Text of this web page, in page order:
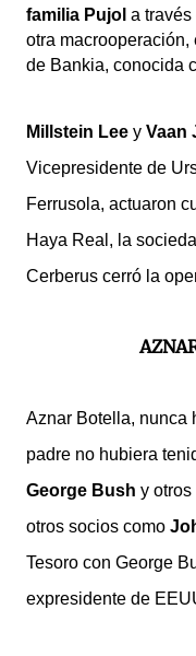
familia Pujol a través
otra
de Bankia, conocida
Millstein Lee y Vaan
Vicepresidente de
Ferrusola, actuaron
Haya Real, la
Cerberus cerró la
Aznar Botella, nunca
padre no hubiera
George Bush y otros
otros socios como
Tesoro con George
expresidente de